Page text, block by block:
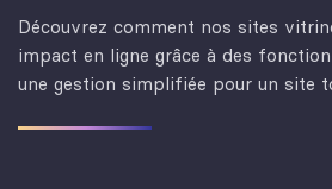
Découvrez comment nos sites
impact en ligne grâce à des
une gestion simplifiée pour un site